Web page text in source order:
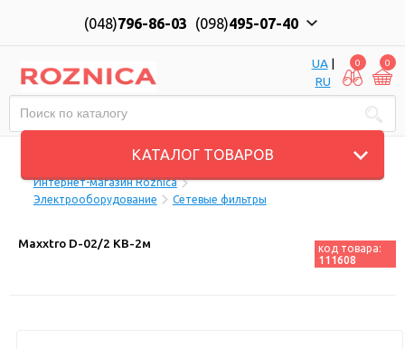
(048)796-86-03 (098)495-07-40
UA|
RU
0 0
КАТАЛОГ ТОВАРОВ
Интернет-магазин Roznica
Электрооборудование
Сетевые фильтры
Maxxtro D-02/2 KB-2м
код товара:
111608